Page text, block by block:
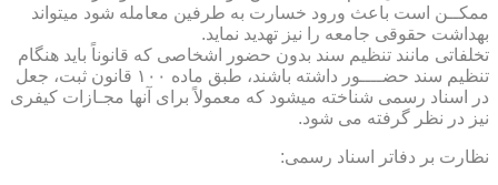
ممکــن است باعث ورود خسارت به طرفین معامله شود میتواند
بهداشت حقوقی جامعه را نیز تهدید نماید.
تخلفاتی مانند تنظیم سند بدون حضور اشخاصی که قانوناً باید هنگام
تنظیم سند حضــــور داشته باشند، طبق ماده ۱۰۰ قانون ثبت، جعل
در اسناد رسمی شناخته میشود که معمولاً برای آنها مجـازات کیفری
نیز در نظر گرفته می شود.
نظارت بر دفاتر اسناد رسمی: